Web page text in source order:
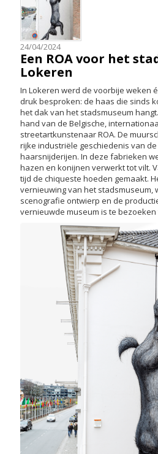
24/04/2024
Een ROA voor het
Lokeren
In Lokeren werd de voorbije weken
druk besproken: de haas die sinds
het dak van het stadsmuseum
hand van de Belgische,
streetartkunstenaar ROA. De
rijke industriële geschiedenis van
haarsnijderijen. In deze fabrieken
hazen en konijnen verwerkt tot vilt.
tijd de chiqueste hoeden gemaakt.
vernieuwing van het stadsmuseum,
scenografie ontwierp en de
vernieuwde museum is te bezoeken